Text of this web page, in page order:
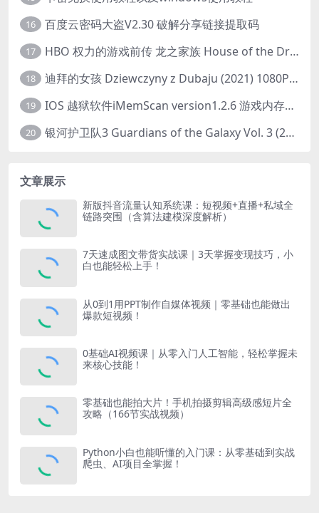
16 百度云密码大盗V2.30 破解分享链接提取码
17 HBO 权力的游戏前传 龙之家族 House of the Dragon (2022) 中字 1080P 更新4集
18 迪拜的女孩 Dziewczyny z Dubaju (2021) 1080P 中字
19 IOS 越狱软件iMemScan version1.2.6 游戏内存修改器
20 银河护卫队3 Guardians of the Galaxy Vol. 3 (2023)4K高清资源1080p只分享精品
文章展示
新版抖音流量认知系统课：短视频+直播+私域全
链路突围（含算法建模深度解析）
7天速成图文带货实战课｜3天掌握变现技巧，小
白也能轻松上手！
从0到1用PPT制作自媒体视频｜零基础也能做出
爆款短视频！
0基础AI视频课｜从零入门人工智能，轻松掌握未
来核心技能！
零基础也能拍大片！手机拍摄剪辑高级感短片全
攻略（166节实战视频）
Python小白也能听懂的入门课：从零基础到实战
爬虫、AI项目全掌握！